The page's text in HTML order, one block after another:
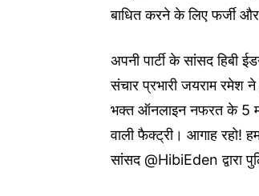
बाधित करने के लिए फर्जी
अपनी पार्टी के सांसद हिबी
संचार प्रभारी जयराम रमेश
भक्त ऑनलाइन नफरत के 5
वाली फैक्ट्री। आगाह रहो!
सांसद @HibiEden द्वारा